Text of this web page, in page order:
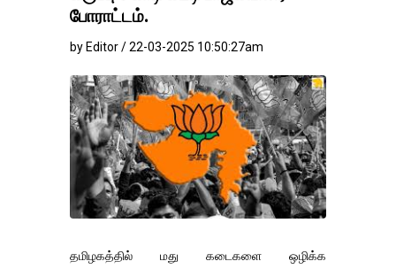
போராட்டம்.
by Editor / 22-03-2025 10:50:27am
தமிழகத்தில் மது கடைகளை ஒழிக்க